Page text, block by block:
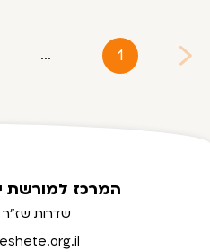
1
...
המרכז למורשת
שדרות שז"ר 1, ירושלים